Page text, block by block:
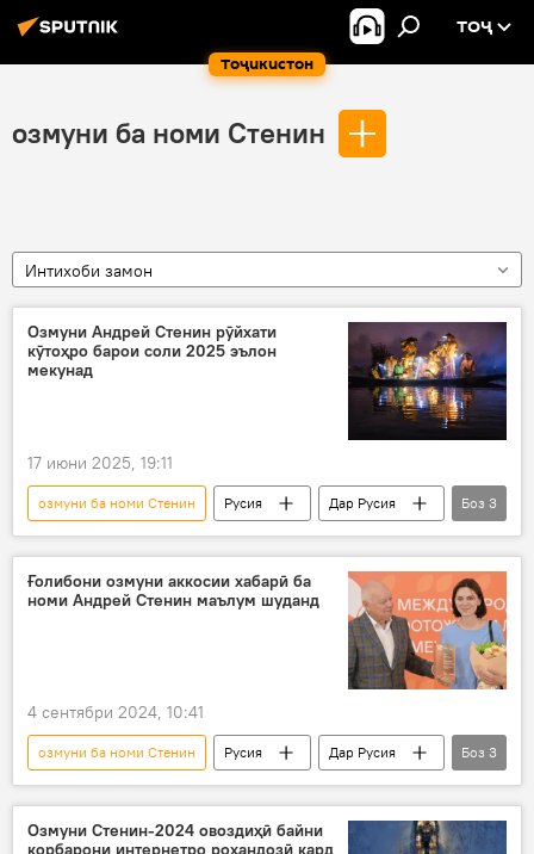
Тоҷикистон
ТОҶ
озмуни ба номи Стенин
Интихоби замон
Озмуни Андрей Стенин рӯйхати
кӯтоҳро барои соли 2025 эълон
мекунад
17 июни 2025, 19:11
озмуни ба номи Стенин Русия
Дар Русия
озмун
аксбардорӣ Андрей Стенин
Боз 3
Ғолибони озмуни аккосии хабарӣ ба
номи Андрей Стенин маълум шуданд
4 сентябри 2024, 10:41
озмуни ба номи Стенин Русия
Дар Русия
озмун
Андрей Стенин аксбардорӣ
Боз 3
Озмуни Стенин-2024 овоздиҳӣ байни
корбарони интернетро роҳандозӣ кард